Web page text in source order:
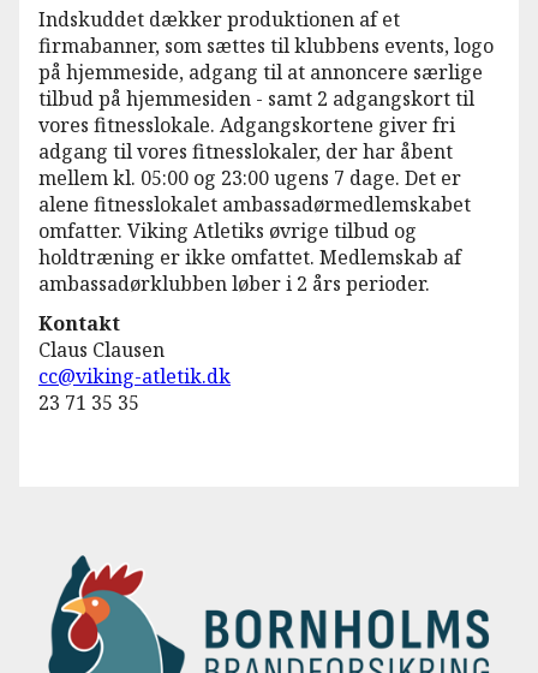
Indskuddet dækker produktionen af et
firmabanner, som sættes til klubbens events, logo
på hjemmeside, adgang til at annoncere særlige
tilbud på hjemmesiden - samt 2 adgangskort til
vores fitnesslokale. Adgangskortene giver fri
adgang til vores fitnesslokaler, der har åbent
mellem kl. 05:00 og 23:00 ugens 7 dage. Det er
alene fitnesslokalet ambassadørmedlemskabet
omfatter. Viking Atletiks øvrige tilbud og
holdtræning er ikke omfattet. Medlemskab af
ambassadørklubben løber i 2 års perioder.
Kontakt
Claus Clausen
cc@viking-atletik.dk
23 71 35 35